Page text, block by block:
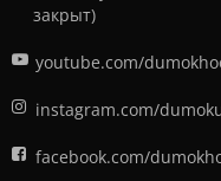
закрыт)
youtube.com/
instagram.com/
facebook.com/